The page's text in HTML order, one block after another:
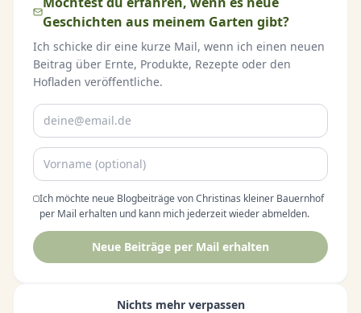
Geschichten aus meinem Garten gibt?
Ich schicke dir eine kurze Mail, wenn ich einen neuen
Beitrag über Ernte, Produkte, Rezepte oder den
Hofladen veröffentliche.
Ich möchte neue Blogbeiträge von Christinas kleiner Bauernhof
per Mail erhalten und kann mich jederzeit wieder abmelden.
Neue Beiträge per Mail erhalten
Nichts mehr verpassen